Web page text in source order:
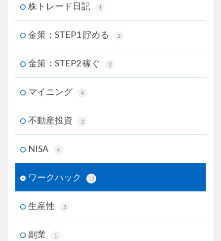
株トレード日記 1
金策：STEP1 貯める 2
金策：STEP2 稼ぐ 2
マイニング 4
不動産投資 2
NISA 4
ワークハック 13
生産性 3
副業 1